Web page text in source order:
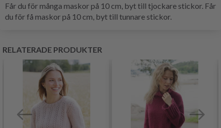
Får du för många maskor på 10 cm, byt till tjockare stickor. Får
du för få maskor på 10 cm, byt till tunnare stickor.
RELATERADE PRODUKTER